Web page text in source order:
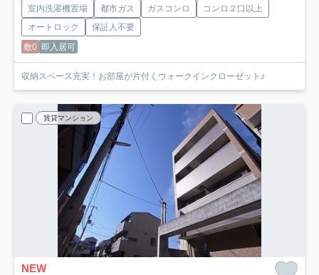
室内洗濯機置場 都市ガス ガスコンロ
コンロ２口以上
オートロック
保証人不要
敷0 即入居可
収納スペース充実！お部屋が片付くウォークインクローゼット♪
賃貸マンション
NEW